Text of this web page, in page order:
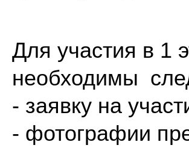
Для участия в 1
необходимы
- заявку на
- фотографии